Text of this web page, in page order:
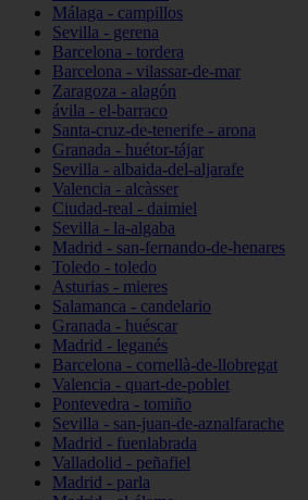
Málaga - campillos
Sevilla - gerena
Barcelona - tordera
Barcelona - vilassar-de-mar
Zaragoza - alagón
ávila - el-barraco
Santa-cruz-de-tenerife - arona
Granada - huétor-tájar
Sevilla - albaida-del-aljarafe
Valencia - alcàsser
Ciudad-real - daimiel
Sevilla - la-algaba
Madrid - san-fernando-de-henares
Toledo - toledo
Asturias - mieres
Salamanca - candelario
Granada - huéscar
Madrid - leganés
Barcelona - cornellà-de-llobregat
Valencia - quart-de-poblet
Pontevedra - tomiño
Sevilla - san-juan-de-aznalfarache
Madrid - fuenlabrada
Valladolid - peñafiel
Madrid - parla